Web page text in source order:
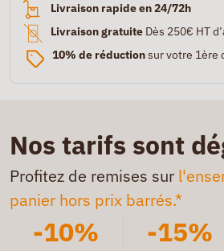
Livraison rapide en 24/72h
Livraison gratuite Dès 250€ HT
10% de réductionsur votre 1ère
Nos tarifs sont
Profitez de remises sur
panier hors prix barrés.*
-10% -15%